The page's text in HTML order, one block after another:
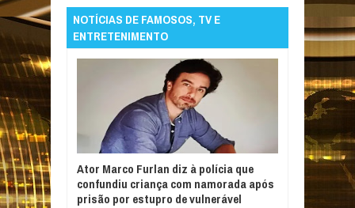
NOTÍCIAS DE FAMOSOS, TV E
ENTRETENIMENTO
Ator Marco Furlan diz à polícia que
confundiu criança com namorada após
prisão por estupro de vulnerável